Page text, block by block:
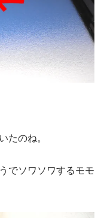
たのね。
でソワソワするモモ